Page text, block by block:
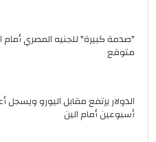
"صدمة كبيرة" للجنيه المصري أمام
متوقع
الدولار يرتفع مقابل اليورو
أسبوعين أمام الين